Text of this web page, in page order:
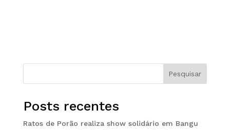
Pesquisar
Posts recentes
Ratos de Porão realiza show solidário em Bangu